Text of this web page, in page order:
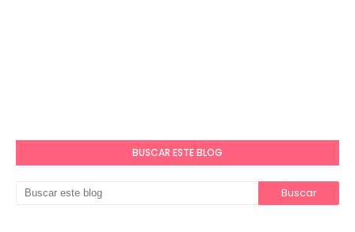
BUSCAR ESTE BLOG